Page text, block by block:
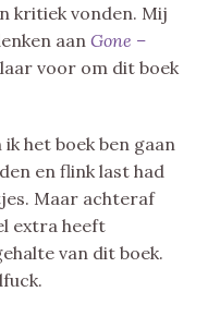
kritiek vonden. Mij
aan Gone –
voor om dit boek
het boek ben gaan
en flink last had
Maar achteraf
extra heeft
van dit boek.